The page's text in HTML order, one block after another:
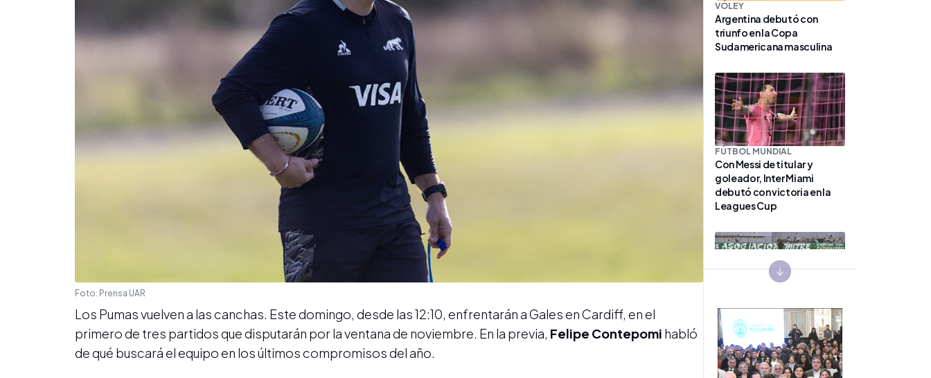
Foto: Prensa UAR
Los Pumas vuelven a las canchas. Este domingo, desde las 12:10, enfrentarán a Gales en Cardiff, en el
primero de tres partidos que disputarán por la ventana de noviembre. En la previa, Felipe Contepomi habló
de qué buscará el equipo en los últimos compromisos del año.
VÓLEY
Argentina debutó con
triunfo en la Copa
Sudamericana masculina
FÚTBOL MUNDIAL
Con Messi de titular y
goleador, Inter Miami
debutó con victoria en la
Leagues Cup
BÁSQUET
Miguel Acevedo recorrió
Asociación Mitre y ponderó
el trabajo de los clubes de
barrio
Next slide